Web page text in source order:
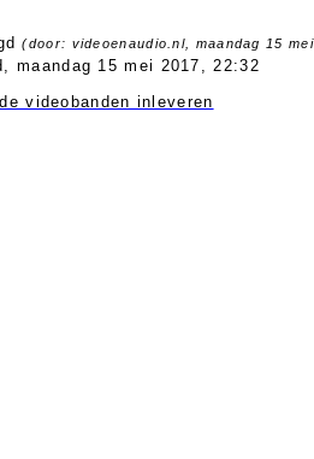
(door: videoenaudio.nl, maandag 15
maandag 15 mei 2017, 22:32